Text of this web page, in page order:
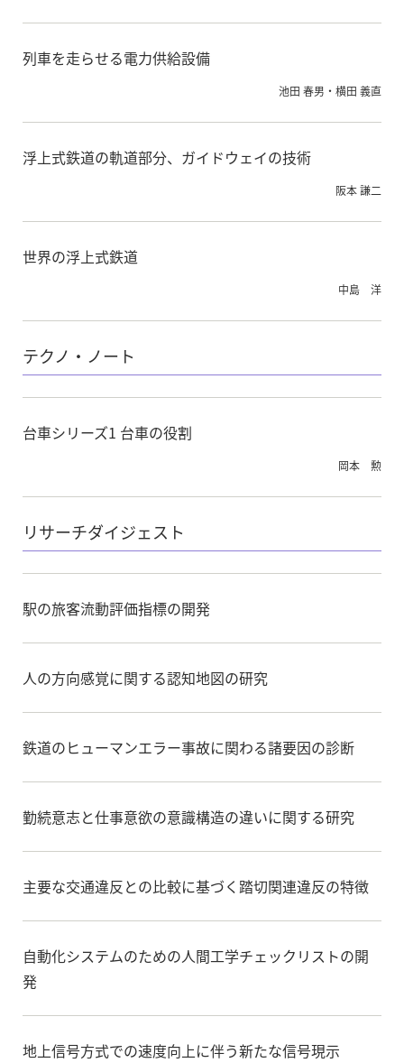
列車を走らせる電力供給設備
池田 春男・横田 義直
浮上式鉄道の軌道部分、ガイドウェイの技術
阪本 謙二
世界の浮上式鉄道
中島 洋
テクノ・ノート
台車シリーズ1 台車の役割
岡本 勲
リサーチダイジェスト
駅の旅客流動評価指標の開発
人の方向感覚に関する認知地図の研究
鉄道のヒューマンエラー事故に関わる諸要因の診断
勤続意志と仕事意欲の意識構造の違いに関する研究
主要な交通違反との比較に基づく踏切関連違反の特徴
自動化システムのための人間工学チェックリストの開
発
地上信号方式での速度向上に伴う新たな信号現示